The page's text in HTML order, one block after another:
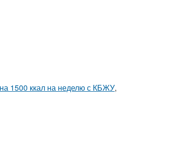
1500 ккал на неделю с КБЖУ,